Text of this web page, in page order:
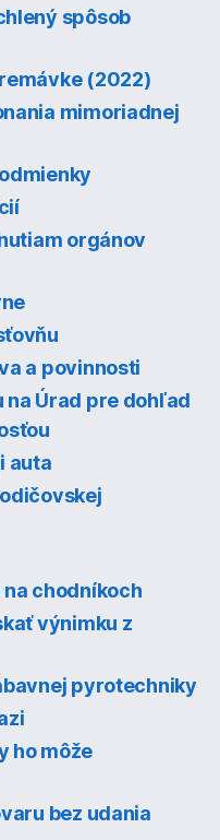
spôsob
(2022)
mimoriadnej
orgánov
a povinnosti
na Úrad pre dohľad
auta
chodníkoch
výnimku z
pyrotechniky
ho môže
bez udania